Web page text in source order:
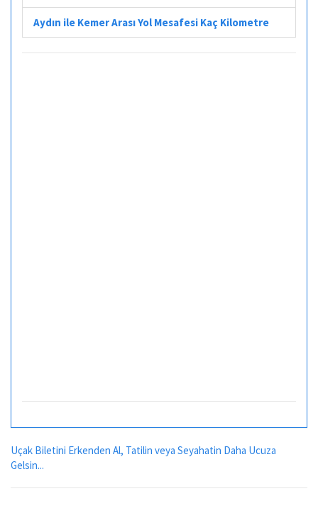
Aydın ile Kemer Arası Yol Mesafesi Kaç Kilometre
Uçak Biletini Erkenden Al, Tatilin veya Seyahatin Daha Ucuza
Gelsin...